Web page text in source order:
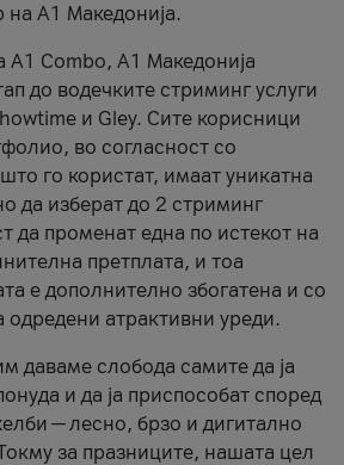
А1 Македонија.
A1 Combo, А1 Македонија
до водечките стриминг услуги
и Gley. Сите корисници
во согласност со
го користат, имаат уникатна
да изберат до 2 стриминг
да променат една по истекот на
претплата, и тоа
е дополнително збогатена и со
одредени атрактивни уреди.
даваме слобода самите да ја
и да ја приспособат според
— лесно, брзо и дигитално
за празниците, нашата цел